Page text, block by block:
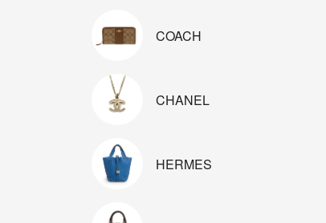
COACH
CHANEL
HERMES